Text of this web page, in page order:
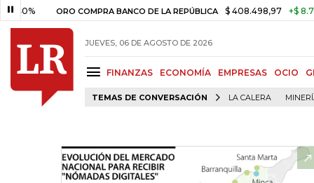
ORO COMPRA BANCO DE LA REPÚBLICA $ 408.498,97 +$ 8.753,81
JUEVES, 06 DE AGOSTO DE 2026
FINANZAS ECONOMÍA EMPRESAS OCIO
TEMAS DE CONVERSACIÓN LA CALERA